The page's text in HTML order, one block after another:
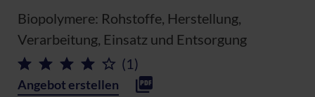
Biopolymere: Rohstoffe, Herstellung,
Verarbeitung, Einsatz und Entsorgung
(1)
Angebot erstellen